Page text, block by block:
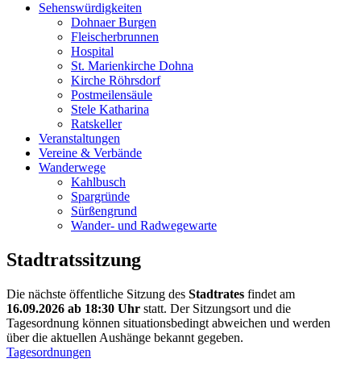
Sehenswürdigkeiten
Dohnaer Burgen
Fleischerbrunnen
Hospital
St. Marienkirche Dohna
Kirche Röhrsdorf
Postmeilensäule
Stele Katharina
Ratskeller
Veranstaltungen
Vereine & Verbände
Wanderwege
Kahlbusch
Spargründe
Sürßengrund
Wander- und Radwegewarte
Stadtratssitzung
Die nächste öffentliche Sitzung des Stadtrates findet am
16.09.2026 ab 18:30 Uhr statt. Der Sitzungsort und die
Tagesordnung können situationsbedingt abweichen und werden
über die aktuellen Aushänge bekannt gegeben.
Tagesordnungen